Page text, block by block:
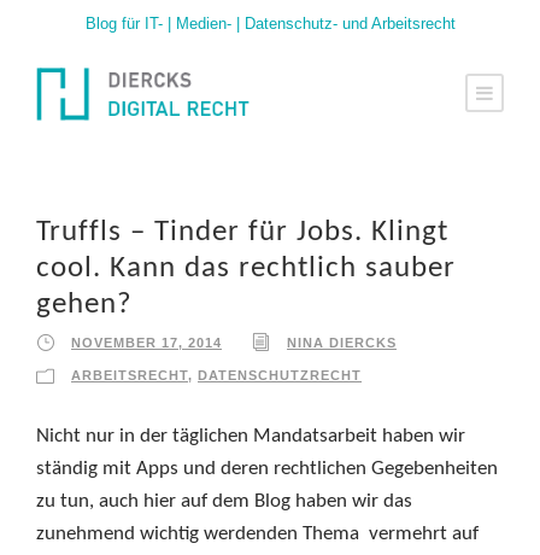
Blog für IT- | Medien- | Datenschutz- und Arbeitsrecht
Truffls – Tinder für Jobs. Klingt
cool. Kann das rechtlich sauber
gehen?
NOVEMBER 17, 2014 NINA DIERCKS
ARBEITSRECHT, DATENSCHUTZRECHT
Nicht nur in der täglichen Mandatsarbeit haben wir
ständig mit Apps und deren rechtlichen Gegebenheiten
zu tun, auch hier auf dem Blog haben wir das
zunehmend wichtig werdenden Thema vermehrt auf